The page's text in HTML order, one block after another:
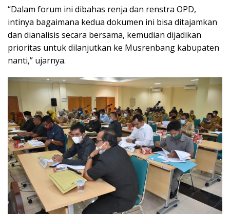
“Dalam forum ini dibahas renja dan renstra OPD,
intinya bagaimana kedua dokumen ini bisa ditajamkan
dan dianalisis secara bersama, kemudian dijadikan
prioritas untuk dilanjutkan ke Musrenbang kabupaten
nanti,” ujarnya.